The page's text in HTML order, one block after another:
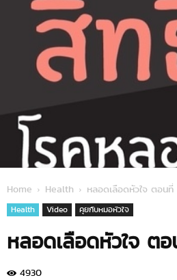
Home Health หลอดเลือดหัวใจ ตอน
Health Video คุยกับหมอหัวใจ
หลอดเลือดหัวใจ ต
4930